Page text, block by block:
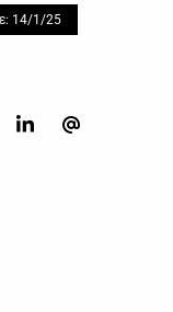
14/1/25